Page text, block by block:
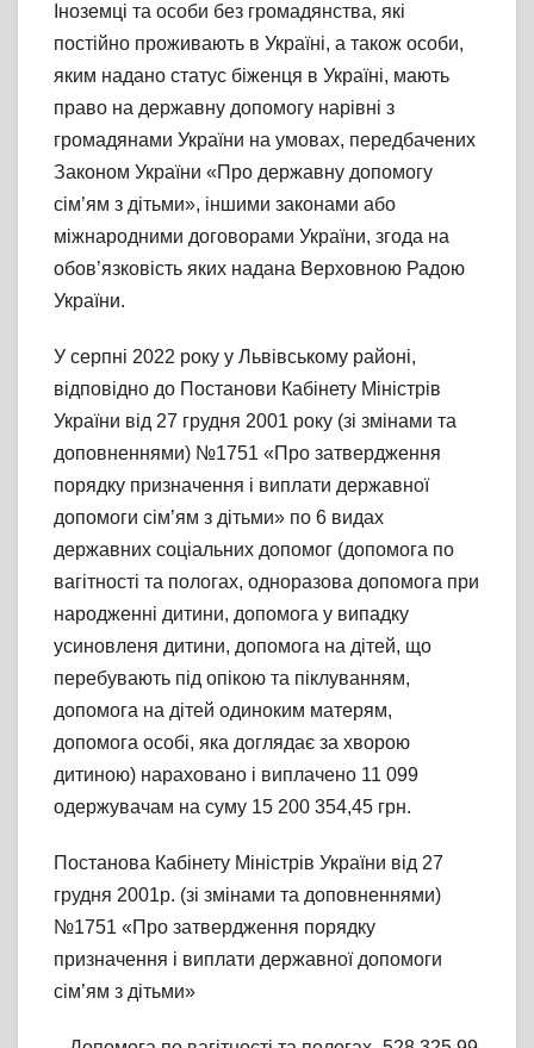
Іноземці та особи без громадянства, які
постійно проживають в Україні, а також особи,
яким надано статус біженця в Україні, мають
право на державну допомогу нарівні з
громадянами України на умовах, передбачених
Законом України «Про державну допомогу
сім’ям з дітьми», іншими законами або
міжнародними договорами України, згода на
обов’язковість яких надана Верховною Радою
України.
У серпні 2022 року у Львівському районі,
відповідно до Постанови Кабінету Міністрів
України від 27 грудня 2001 року (зі змінами та
доповненнями) №1751 «Про затвердження
порядку призначення і виплати державної
допомоги сім’ям з дітьми» по 6 видах
державних соціальних допомог (допомога по
вагітності та пологах, одноразова допомога при
народженні дитини, допомога у випадку
усиновленя дитини, допомога на дітей, що
перебувають під опікою та піклуванням,
допомога на дітей одиноким матерям,
допомога особі, яка доглядає за хворою
дитиною) нараховано і виплачено 11 099
одержувачам на суму 15 200 354,45 грн.
Постанова Кабінету Міністрів України від 27
грудня 2001р. (зі змінами та доповненнями)
№1751 «Про затвердження порядку
призначення і виплати державної допомоги
сім’ям з дітьми»